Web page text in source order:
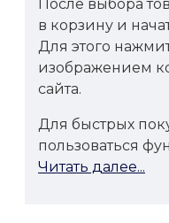
После выбора
в корзину и
Для этого
изображением
сайта.
Для быстрых
пользоваться
Читать далее...